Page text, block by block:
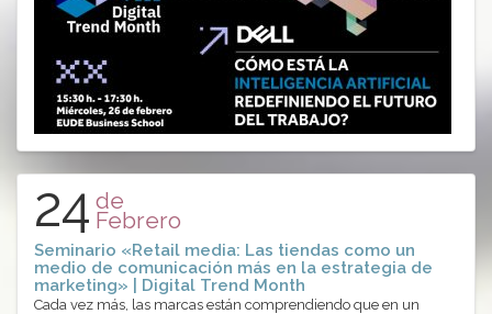
24 de
Febrero
Seminario «Retail media: Las tiendas como un
medio de comunicación más en la estrategia de
marketing» | Digital Trend Month
Cada vez más, las marcas están comprendiendo que en un